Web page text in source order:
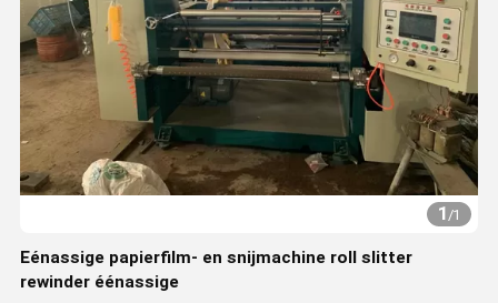
1/1
Eénassige papierfilm- en snijmachine roll slitter
rewinder éénassige